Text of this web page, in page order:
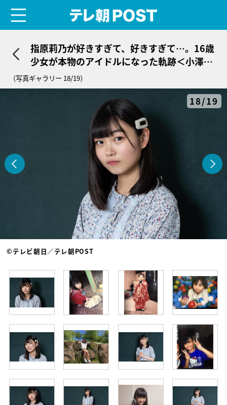
指原莉乃が好きすぎて、好きすぎて…。16歳
少女が本物のアイドルになった軌跡＜小澤愛
実＞
（写真ギャラリー 18/19）
18/19
©テレビ朝日／テレ朝POST